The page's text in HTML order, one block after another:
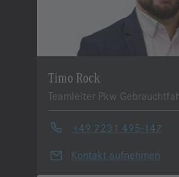
Timo Rock
Teamleiter Pkw
+49 7231 495-147
Kontakt aufnehmen